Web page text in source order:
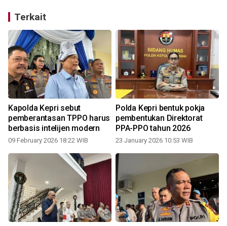
Terkait
Kapolda Kepri sebut
pemberantasan TPPO harus
berbasis intelijen modern
09 February 2026 18:22 WIB
Polda Kepri bentuk pokja
pembentukan Direktorat
PPA-PPO tahun 2026
23 January 2026 10:53 WIB